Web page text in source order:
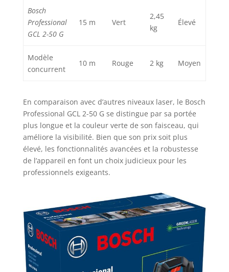
Bosch
Professional
GCL 2-50 G
15 m Vert
2,45
kg
Élevé
Modèle
concurrent
10 m Rouge 2 kg Moyen
En comparaison avec d’autres niveaux laser, le Bosch
Professional GCL 2-50 G se distingue par sa portée
plus longue et la couleur verte de son faisceau, qui
améliore la visibilité. Bien que son prix soit plus
élevé, les fonctionnalités avancées et la robustesse
de l’appareil en font un choix judicieux pour les
professionnels exigeants.